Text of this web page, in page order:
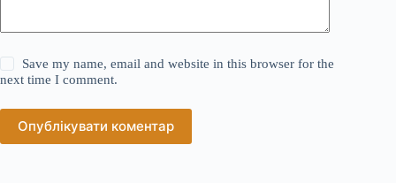
Save my name, email and website in this browser for the
next time I comment.
Опублікувати коментар